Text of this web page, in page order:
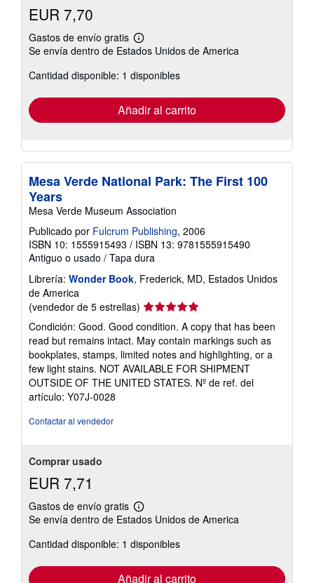
EUR 7,70
Gastos de envío gratis
Más
información
las
tarifas
envío
Se envía dentro de Estados Unidos de America
Cantidad disponible: 1 disponibles
Añadir al carrito
Mesa Verde National Park: The First 100
Years
Mesa Verde Museum Association
Publicado por Fulcrum Publishing, 2006
ISBN 10: 1555915493 / ISBN 13: 9781555915490
Antiguo o usado / Tapa dura
Librería: Wonder Book, Frederick, MD, Estados Unidos
de America
(vendedor de 5 estrellas) Calificación
vendedor:
5
de
5
estrellas
Condición: Good. Good condition. A copy that has been
read but remains intact. May contain markings such as
bookplates, stamps, limited notes and highlighting, or a
few light stains. NOT AVAILABLE FOR SHIPMENT
OUTSIDE OF THE UNITED STATES. Nº de ref. del
artículo: Y07J-0028
Contactar al vendedor
Comprar usado
EUR 7,71
Gastos de envío gratis
Más
información
las
tarifas
envío
Se envía dentro de Estados Unidos de America
Cantidad disponible: 1 disponibles
Añadir al carrito